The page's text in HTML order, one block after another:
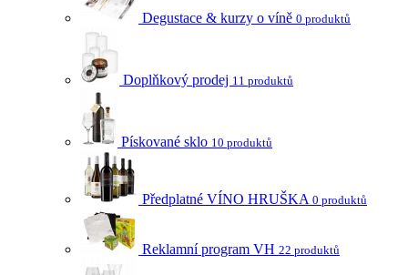
Degustace & kurzy o víně 0 produktů
Doplňkový prodej 11 produktů
Pískované sklo 10 produktů
Předplatné VÍNO HRUŠKA 0 produktů
Reklamní program VH 22 produktů